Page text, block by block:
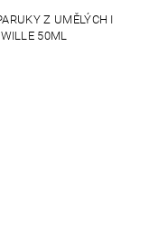
Z UMĚLÝCH I
50ML